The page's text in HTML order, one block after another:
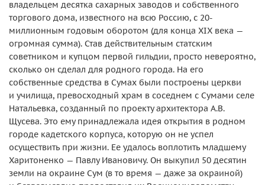
владельцем десятка сахарных заводов и собственного
торгового дома, известного на всю Россию, с 20-
миллионным годовым оборотом (для конца XIX века —
огромная сумма). Став действительным статским
советником и купцом первой гильдии, просто невероятно,
сколько он сделал для родного города. На его
собственные средства в Сумах были построены церкви
и училища, превосходный храм в соседнем с Сумами селе
Натальевка, созданный по проекту архитектора А.В.
Щусева. Это ему принадлежала идея открытия в родном
городе кадетского корпуса, которую он не успел
осуществить при жизни. Ее удалось воплотить младшему
Харитоненко — Павлу Ивановичу. Он выкупил 50 десятин
земли на окраине Сум (в то время — даже за окраиной)